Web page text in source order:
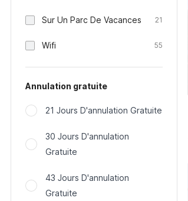
Sur Un Parc De Vacances 21
Wifi 55
Annulation gratuite
21 Jours D'annulation Gratuite
30 Jours D'annulation
Gratuite
43 Jours D'annulation
Gratuite